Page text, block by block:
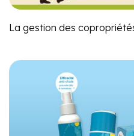
La gestion des